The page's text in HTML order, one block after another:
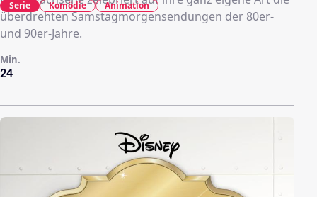
überdrehten Samstagmorgensendungen der 80er-
und 90er-Jahre.
24
Min.
Serie Komödie Animation